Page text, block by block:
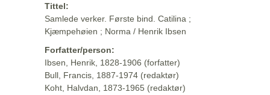
Tittel:
Samlede verker. Første bind. Catilina ;
Kjæmpehøien ; Norma / Henrik Ibsen
Forfatter/person:
Ibsen, Henrik, 1828-1906 (forfatter)
Bull, Francis, 1887-1974 (redaktør)
Koht, Halvdan, 1873-1965 (redaktør)